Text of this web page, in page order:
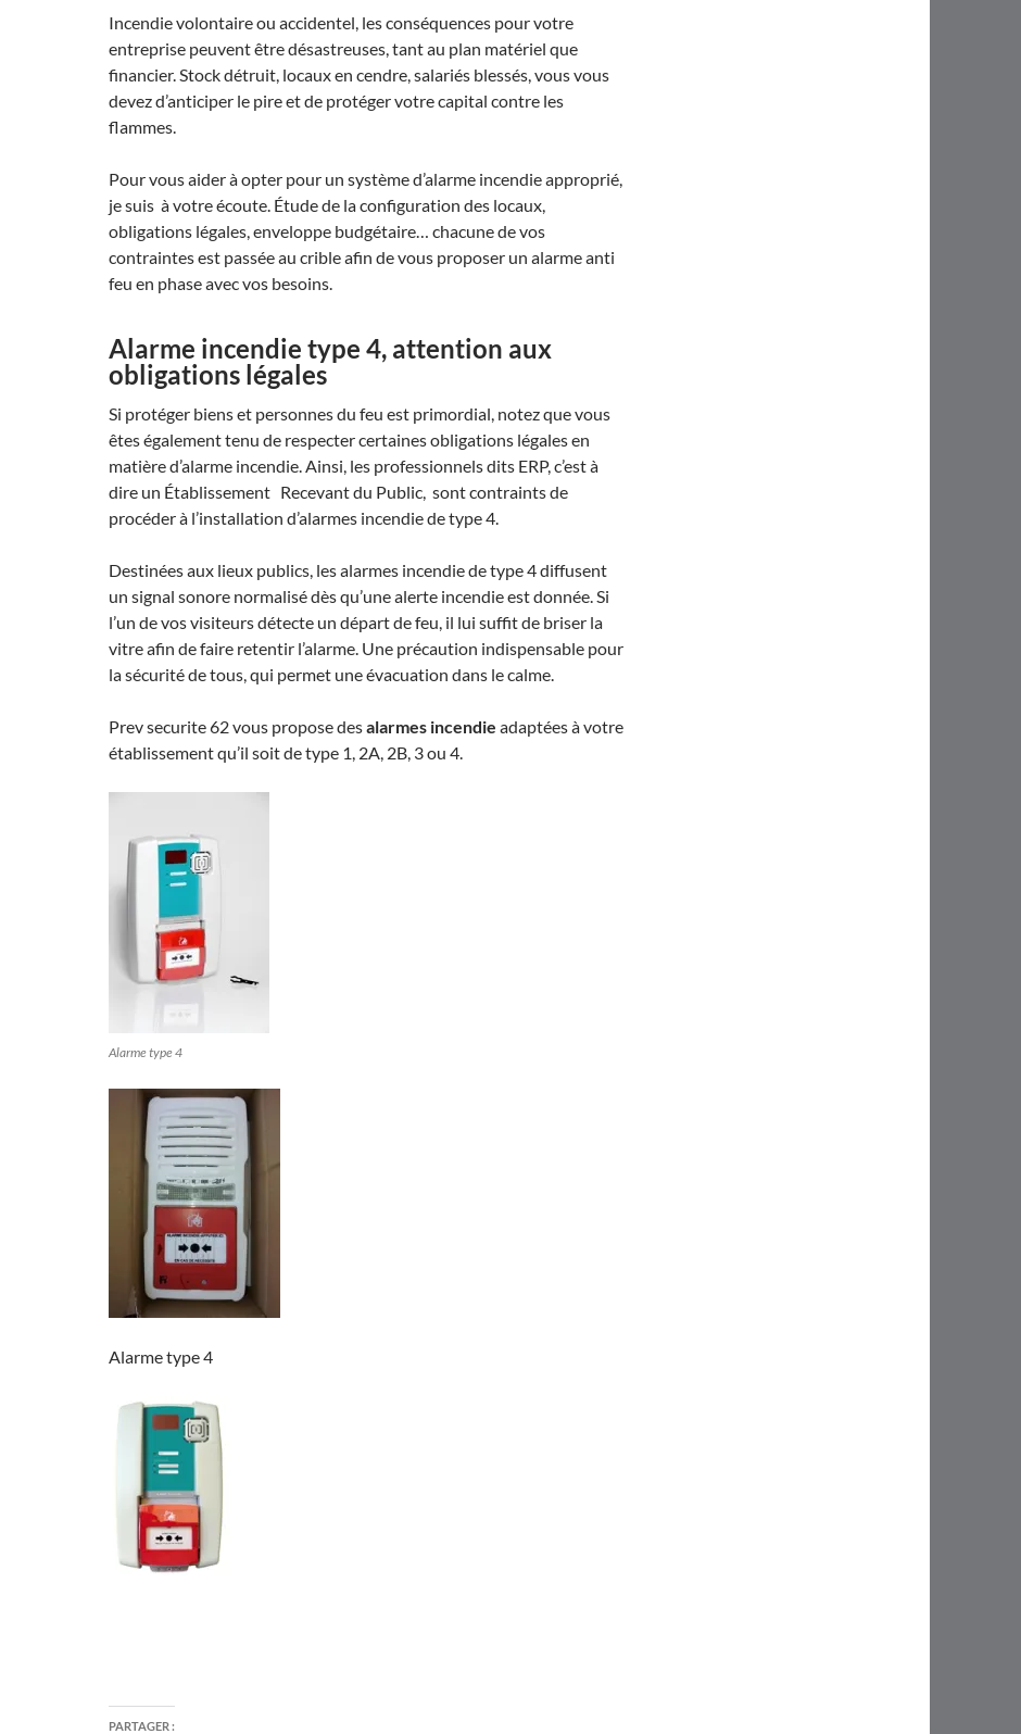
Incendie volontaire ou accidentel, les conséquences pour votre
entreprise peuvent être désastreuses, tant au plan matériel que
financier. Stock détruit, locaux en cendre, salariés blessés, vous vous
devez d’anticiper le pire et de protéger votre capital contre les
flammes.
Pour vous aider à opter pour un système d’alarme incendie approprié,
je suis à votre écoute. Étude de la configuration des locaux,
obligations légales, enveloppe budgétaire… chacune de vos
contraintes est passée au crible afin de vous proposer un alarme anti
feu en phase avec vos besoins.
Alarme incendie type 4, attention aux
obligations légales
Si protéger biens et personnes du feu est primordial, notez que vous
êtes également tenu de respecter certaines obligations légales en
matière d’alarme incendie. Ainsi, les professionnels dits ERP, c’est à
dire un Établissement Recevant du Public, sont contraints de
procéder à l’installation d’alarmes incendie de type 4.
Destinées aux lieux publics, les alarmes incendie de type 4 diffusent
un signal sonore normalisé dès qu’une alerte incendie est donnée. Si
l’un de vos visiteurs détecte un départ de feu, il lui suffit de briser la
vitre afin de faire retentir l’alarme. Une précaution indispensable pour
la sécurité de tous, qui permet une évacuation dans le calme.
Prev securite 62 vous propose desalarmes incendie adaptées à votre
établissement qu’il soit de type 1, 2A, 2B, 3 ou 4.
Alarme type 4
Alarme type 4
PARTAGER :